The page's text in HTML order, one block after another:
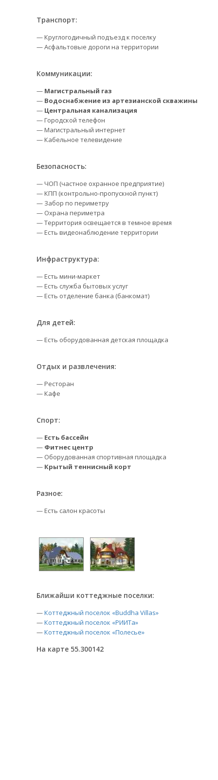
Транспорт:
— Круглогодичный подъезд к поселку
— Асфальтовые дороги на территории
Коммуникации:
— Магистральный газ
— Водоснабжение из артезианской скважины
— Центральная канализация
— Городской телефон
— Магистральный интернет
— Кабельное телевидение
Безопасность:
— ЧОП (частное охранное предприятие)
— КПП (контрольно-пропускной пункт)
— Забор по периметру
— Охрана периметра
— Территория освещается в темное время
— Есть видеонаблюдение территории
Инфраструктура:
— Есть мини-маркет
— Есть служба бытовых услуг
— Есть отделение банка (банкомат)
Для детей:
— Есть оборудованная детская площадка
Отдых и развлечения:
— Ресторан
— Кафе
Спорт:
— Есть бассейн
— Фитнес центр
— Оборудованная спортивная площадка
— Крытый теннисный корт
Разное:
— Есть салон красоты
Ближайши коттеджные поселки:
—Коттеджный поселок «Buddha Villas»
—Коттеджный поселок «РИИТа»
—Коттеджный поселок «Полесье»
На карте 55.300142